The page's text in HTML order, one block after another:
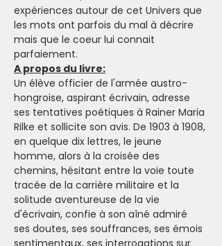
expériences autour de cet Univers que
les mots ont parfois du mal à décrire
mais que le coeur lui connait
parfaiement.
A propos du livre:
Un élève officier de l'armée austro-
hongroise, aspirant écrivain, adresse
ses tentatives poétiques à Rainer Maria
Rilke et sollicite son avis. De 1903 à 1908,
en quelque dix lettres, le jeune
homme, alors à la croisée des
chemins, hésitant entre la voie toute
tracée de la carrière militaire et la
solitude aventureuse de la vie
d'écrivain, confie à son aîné admiré
ses doutes, ses souffrances, ses émois
sentimentaux, ses interrogations sur